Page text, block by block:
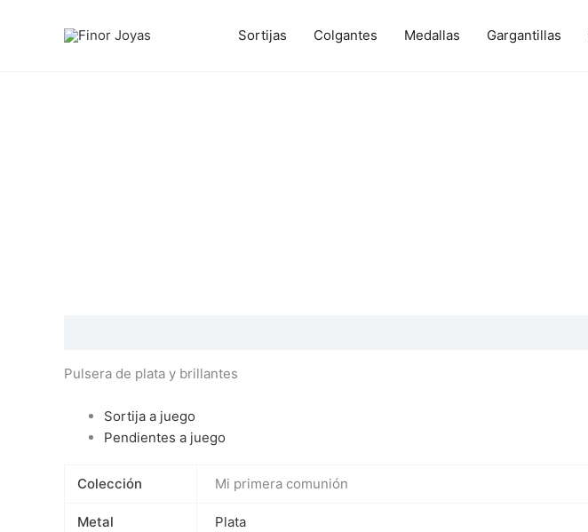
Sortijas Colgantes Medallas Gargantillas
Pulsera de plata y brillantes
Sortija a juego
Pendientes a juego
Colección Mi primera comunión
Metal Plata